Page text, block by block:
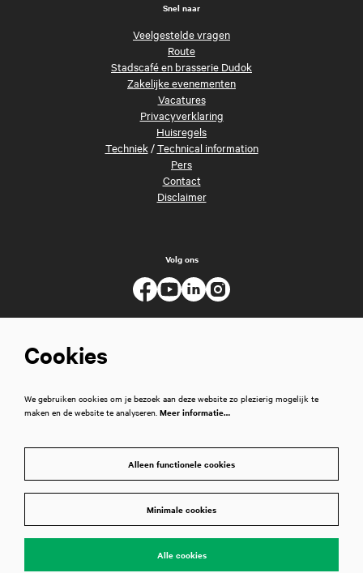
Snel naar
Veelgestelde vragen
Route
Stadscafé en brasserie Dudok
Zakelijke evenementen
Vacatures
Privacyverklaring
Huisregels
Techniek/Technical information
Pers
Contact
Disclaimer
Volg ons
Powered byCultureSuite
Cookies
We gebruiken cookies om je bezoek aan deze website zo plezierig mogelijk te
maken en de website te analyseren. Meer informatie…
Alleen functionele cookies
Minimale cookies
Alle cookies